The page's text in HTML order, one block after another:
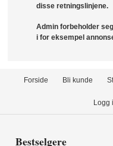
disse retningslinjene.
Admin forbeholder
i for eksempel
Forside Bli kunde
Logg
Bestselgere